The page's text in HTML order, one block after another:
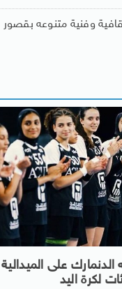
وفنية متنوعه بقصور
على الميدالية
لكرة اليد